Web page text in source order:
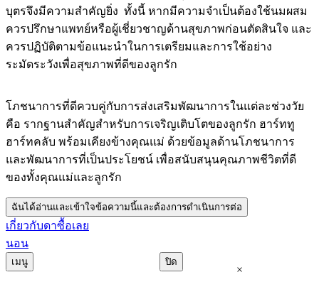
บุตรจึงมีความสำคัญยิ่ง ทั้งนี้ หากมีความจำเป็นต้องใช้นมผสม
ควรปรึกษาแพทย์หรือผู้เชี่ยวชาญด้านสุขภาพก่อนตัดสินใจ และ
ควรปฏิบัติตามข้อแนะนำในการเตรียมและการใช้อย่าง
ระมัดระวังเพื่อสุขภาพที่ดีของลูกรัก
โภชนาการที่ดีควบคู่กับการส่งเสริมพัฒนาการในแต่ละช่วงวัย
คือ รากฐานสำคัญสำหรับการเจริญเติบโตของลูกรัก ฮาร์ททู
ฮาร์ทคลับ พร้อมเคียงข้างคุณแม่ ด้วยข้อมูลด้านโภชนาการ
และพัฒนาการที่เป็นประโยชน์ เพื่อสนับสนุนคุณภาพชีวิตที่ดี
ของทั้งคุณแม่และลูกรัก
ฉันได้อ่านและเข้าใจข้อความนี้และต้องการดำเนินการต่อ
เกี่ยวกับดา
นอน
ซื้อเลย
เมนู ปิด
×